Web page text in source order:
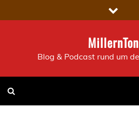
to
MillernTon
Blog & Podcast rund um